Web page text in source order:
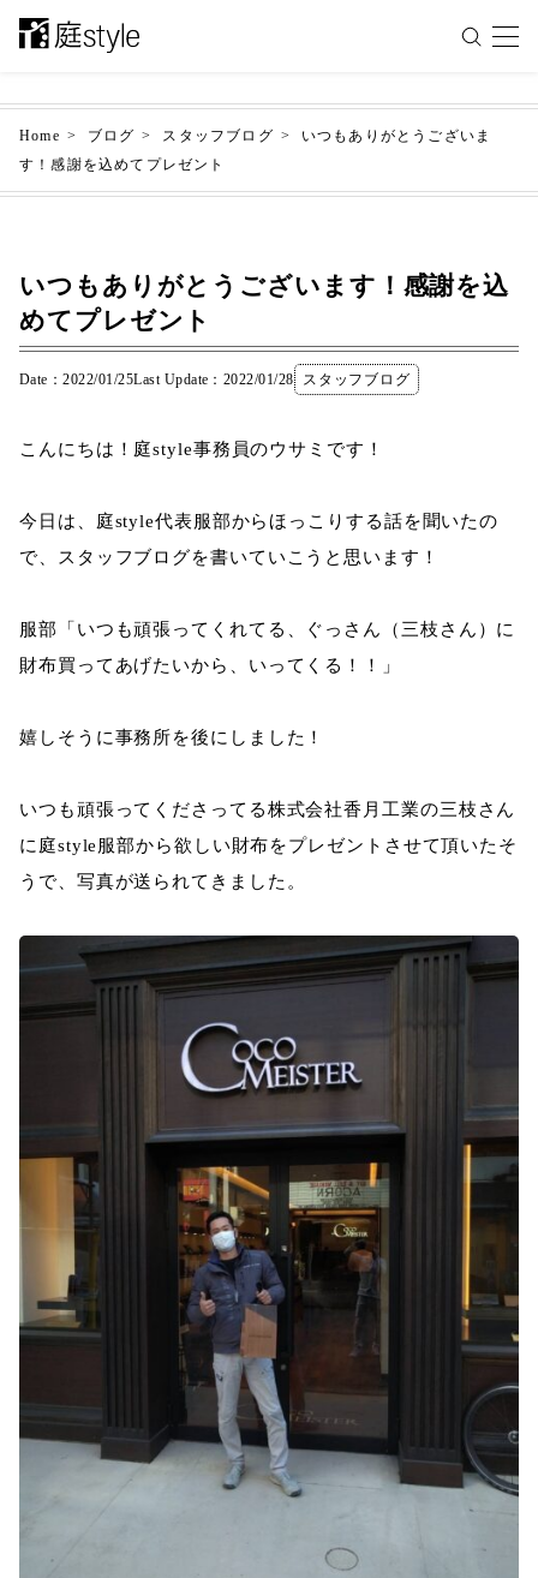
Home ブログ スタッフブログ
いつもありがとうございま
す！感謝を込めてプレゼント
いつもありがとうございます！感謝を込
めてプレゼント
Date：2022/01/25Last Update：2022/01/28 スタッフブログ
こんにちは！庭style事務員のウサミです！
今日は、庭style代表服部からほっこりする話を聞いたの
で、スタッフブログを書いていこうと思います！
服部「いつも頑張ってくれてる、ぐっさん（三枝さん）に
財布買ってあげたいから、いってくる！！」
嬉しそうに事務所を後にしました！
いつも頑張ってくださってる株式会社香月工業の三枝さん
に庭style服部から欲しい財布をプレゼントさせて頂いたそ
うで、写真が送られてきました。